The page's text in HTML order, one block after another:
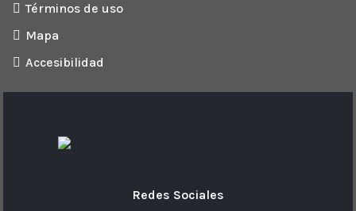
Términos de uso
Mapa
Accesibilidad
Redes Sociales